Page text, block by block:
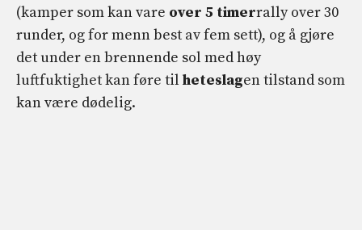
(kamper som kan vare over 5 timerrally over 30
runder, og for menn best av fem sett), og å gjøre
det under en brennende sol med høy
luftfuktighet kan føre til heteslagen tilstand som
kan være dødelig.